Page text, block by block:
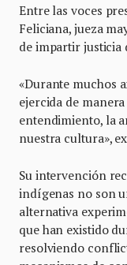
Entre las voces
Feliciana, jueza
de impartir justicia
«Durante muchos
ejercida de
entendimiento, la
nuestra cultura»,
Su intervención
indígenas no son
alternativa
que han existido
resolviendo